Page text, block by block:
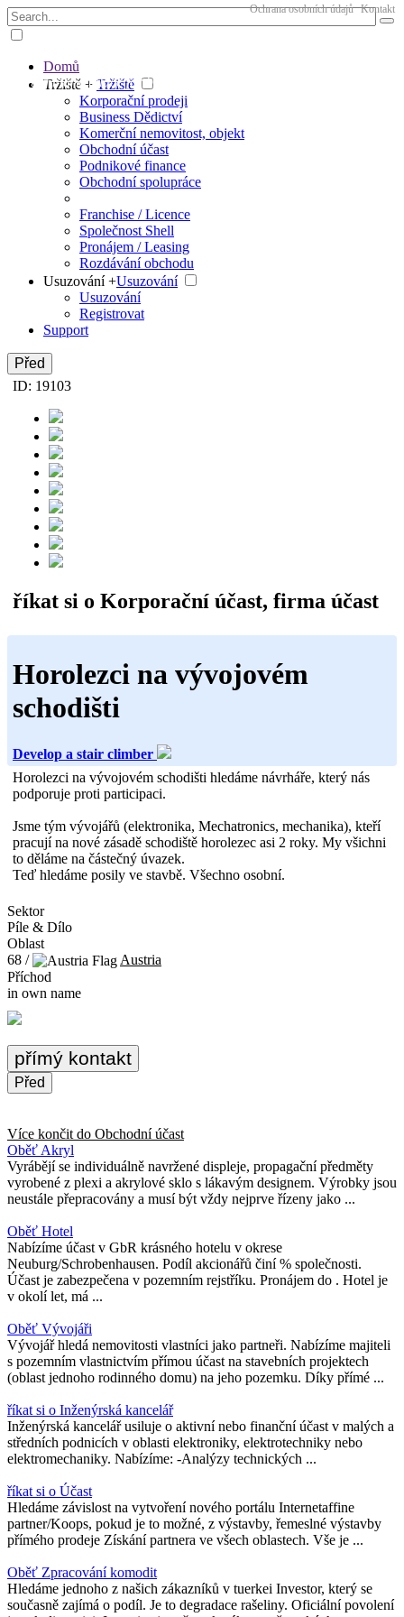
The big marketplace for business
Ochrana osobních údajů Kontakt
Domů
Tržiště + Tržiště
Korporační prodeji
Business Dědictví
Komerční nemovitost, objekt
Obchodní účast
Podnikové finance
Obchodní spolupráce
Franchise / Licence
Společnost Shell
Pronájem / Leasing
Rozdávání obchodu
Usuzování +Usuzování
Usuzování
Registrovat
Support
Před
ID: 19103
říkat si o Korporační účast, firma účast
Horolezci na vývojovém
schodišti
Develop a stair climber
Horolezci na vývojovém schodišti hledáme návrháře, který nás
podporuje proti participaci.
Jsme tým vývojářů (elektronika, Mechatronics, mechanika), kteří
pracují na nové zásadě schodiště horolezec asi 2 roky. My všichni
to děláme na částečný úvazek.
Teď hledáme posily ve stavbě. Všechno osobní.
Sektor
Píle & Dílo
Oblast
68 /
Austria
Příchod
in own name
přímý kontakt
Před
Více končit do Obchodní účast
Oběť Akryl
Vyrábějí se individuálně navržené displeje, propagační předměty
vyrobené z plexi a akrylové sklo s lákavým designem. Výrobky jsou
neustále přepracovány a musí být vždy nejprve řízeny jako ...
Oběť Hotel
Nabízíme účast v GbR krásného hotelu v okrese
Neuburg/Schrobenhausen. Podíl akcionářů činí % společnosti.
Účast je zabezpečena v pozemním rejstříku. Pronájem do . Hotel je
v okolí let, má ...
Oběť Vývojáři
Vývojář hledá nemovitosti vlastníci jako partneři. Nabízíme majiteli
s pozemním vlastnictvím přímou účast na stavebních projektech
(oblast jednoho rodinného domu) na jeho pozemku. Díky přímé ...
říkat si o Inženýrská kancelář
Inženýrská kancelář usiluje o aktivní nebo finanční účast v malých a
středních podnicích v oblasti elektroniky, elektrotechniky nebo
elektromechaniky. Nabízíme: -Analýzy technických ...
říkat si o Účast
Hledáme závislost na vytvoření nového portálu Internetaffine
partner/Koops, pokud je to možné, z výstavby, řemeslné výstavby
přímého prodeje Získání partnera ve všech oblastech. Vše je ...
Oběť Zpracování komodit
Hledáme jednoho z našich zákazníků v tuerkei Investor, který se
současně zajímá o podíl. Je to degradace rašeliny. Oficiální povolení